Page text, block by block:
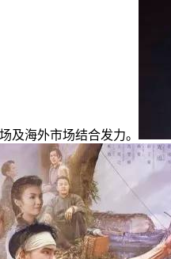
及海外市场结合发力。